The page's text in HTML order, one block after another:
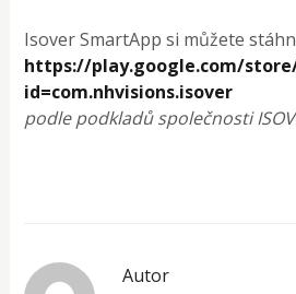
Isover SmartApp si můžete
https://play.google.com/
id=com.nhvisions.isover
podle podkladů společnosti
Autor